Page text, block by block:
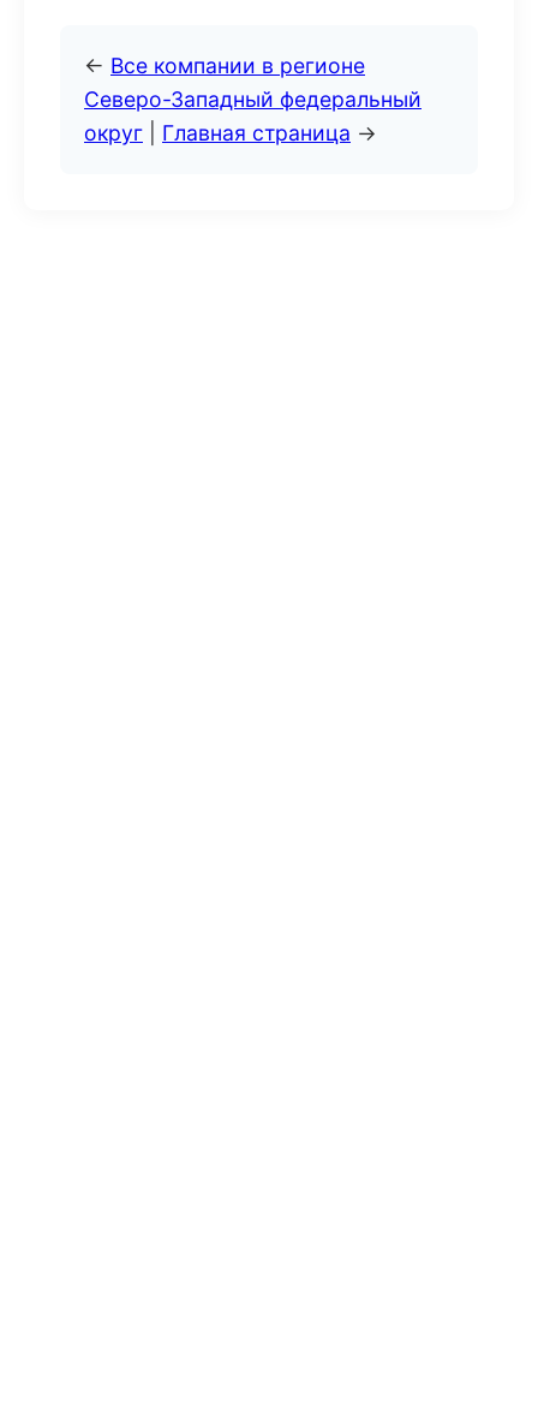
← Все компании в регионе
Северо-Западный федеральный
округ
Главная страница →